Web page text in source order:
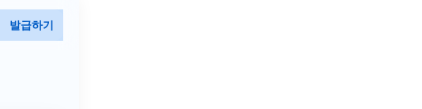
발급하기